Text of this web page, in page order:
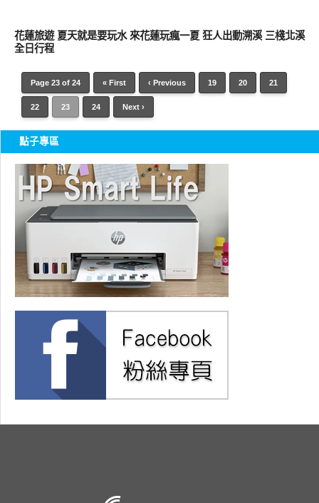
花蓮旅遊 夏天就是要玩水 來花蓮玩瘋一夏 狂人出動溯溪 三棧北溪
全日行程
Page 23 of 24 « First ‹ Previous 19 20 21
22 23 24 Next ›
點子專區